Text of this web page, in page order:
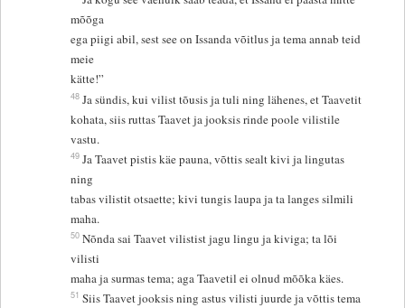
mõõga
ega piigi abil, sest see on Issanda võitlus ja tema annab teid
meie
kätte!”
48 Ja sündis, kui vilist tõusis ja tuli ning lähenes, et Taavetit
kohata, siis ruttas Taavet ja jooksis rinde poole vilistile
vastu.
49 Ja Taavet pistis käe pauna, võttis sealt kivi ja lingutas
ning
tabas vilistit otsaette; kivi tungis laupa ja ta langes silmili
maha.
50 Nõnda sai Taavet vilistist jagu lingu ja kiviga; ta lõi
vilisti
maha ja surmas tema; aga Taavetil ei olnud mõõka käes.
51 Siis Taavet jooksis ning astus vilisti juurde ja võttis tema